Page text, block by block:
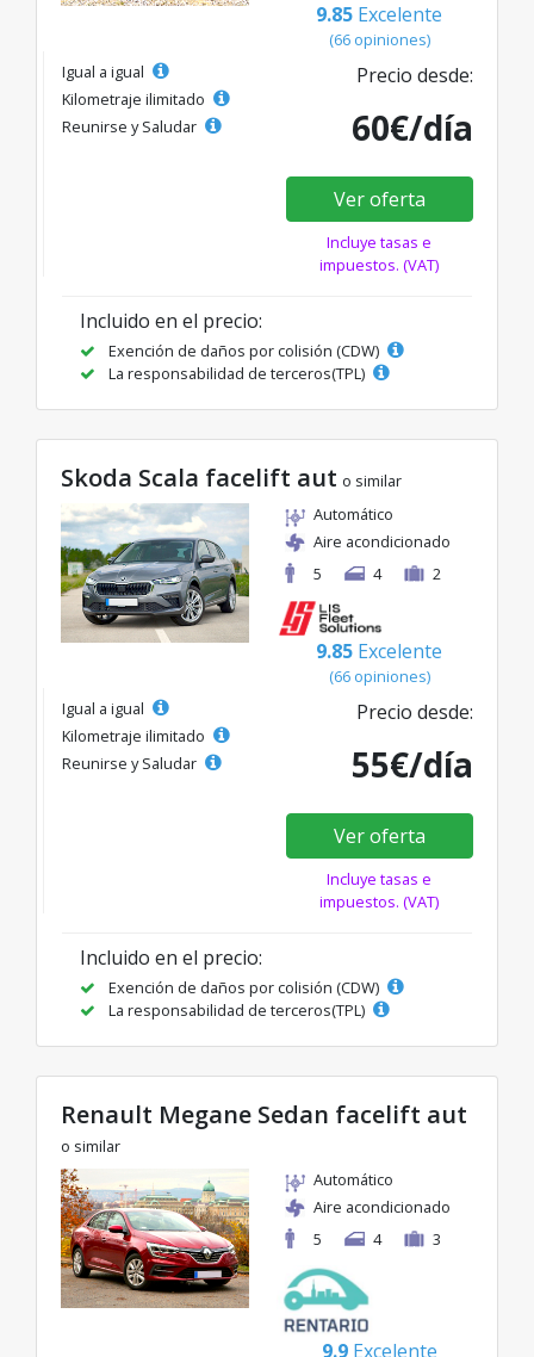
9.85 Excelente
(66 opiniones)
Igual a igual
Kilometraje ilimitado
Reunirse y Saludar
Precio desde:
60€/día
Ver oferta
Incluye tasas e
impuestos. (VAT)
Incluido en el precio:
Exención de daños por colisión (CDW)
La responsabilidad de terceros(TPL)
Skoda Scala facelift aut o similar
Automático
Aire acondicionado
5
4 2
9.85 Excelente
(66 opiniones)
Igual a igual
Kilometraje ilimitado
Reunirse y Saludar
Precio desde:
55€/día
Ver oferta
Incluye tasas e
impuestos. (VAT)
Incluido en el precio:
Exención de daños por colisión (CDW)
La responsabilidad de terceros(TPL)
Renault Megane Sedan facelift aut
o similar
Automático
Aire acondicionado
5
4 3
9.9 Excelente